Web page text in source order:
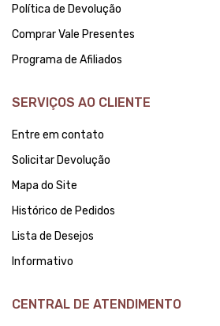
Política de Devolução
Comprar Vale Presentes
Programa de Afiliados
SERVIÇOS AO CLIENTE
Entre em contato
Solicitar Devolução
Mapa do Site
Histórico de Pedidos
Lista de Desejos
Informativo
CENTRAL DE ATENDIMENTO